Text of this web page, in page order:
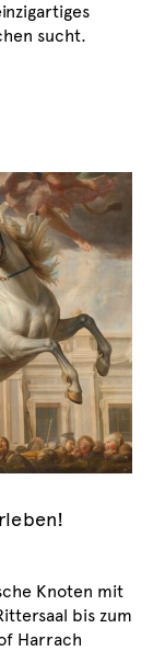
sucht.
Knoten mit
bis zum
Harrach